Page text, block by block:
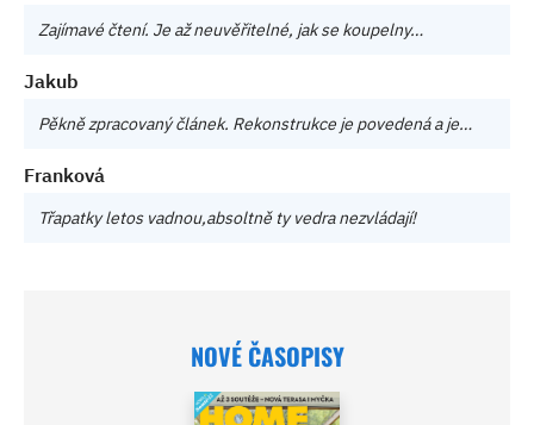
Zajímavé čtení. Je až neuvěřitelné, jak se koupelny…
Jakub
Pěkně zpracovaný článek. Rekonstrukce je povedená a je…
Franková
Třapatky letos vadnou,absoltně ty vedra nezvládají!
NOVÉ ČASOPISY